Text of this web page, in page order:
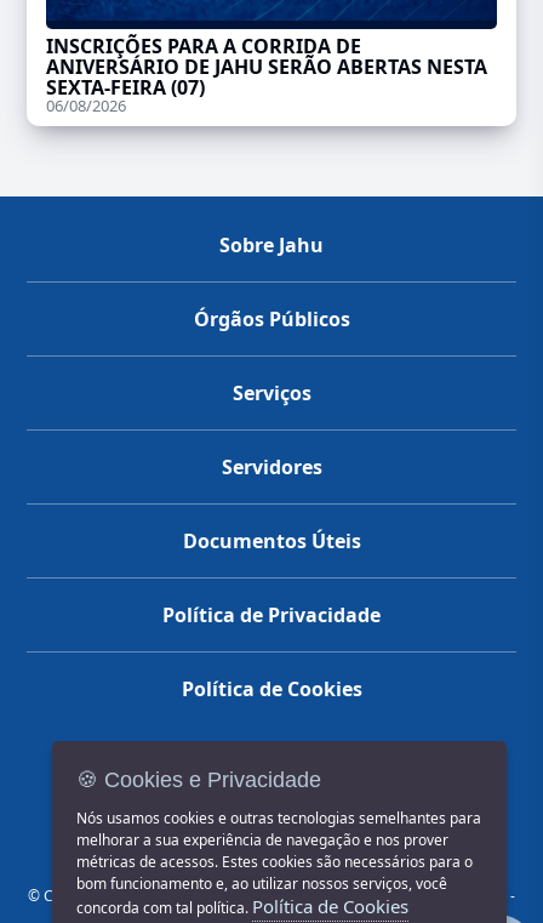
INSCRIÇÕES PARA A CORRIDA DE
ANIVERSÁRIO DE JAHU SERÃO ABERTAS NESTA
SEXTA-FEIRA (07)
06/08/2026
Sobre Jahu
Órgãos Públicos
Serviços
Servidores
Documentos Úteis
Política de Privacidade
Política de Cookies
© COPYRIGHT 2026, Prefeitura Municipal de Jahu | Rua Paissandu, 444 -
Centro CEP: 17201-900
🍪 Cookies e Privacidade
Nós usamos cookies e outras tecnologias semelhantes para
melhorar a sua experiência de navegação e nos prover
métricas de acessos. Estes cookies são necessários para o
bom funcionamento e, ao utilizar nossos serviços, você
concorda com tal política. Política de Cookies